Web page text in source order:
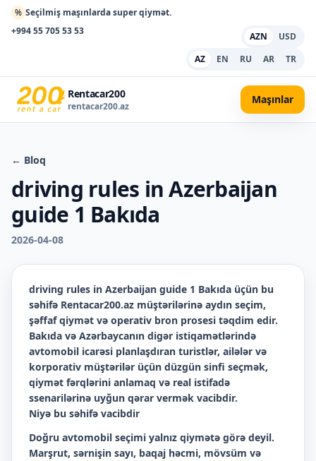
% Seçilmiş maşınlarda super qiymət.
+994 55 705 53 53
AZN
USD
AZ
EN RU AR TR
Rentacar200
rentacar200.az
Maşınlar
← Bloq
driving rules in Azerbaijan
guide 1 Bakıda
2026-04-08
driving rules in Azerbaijan guide 1 Bakıda üçün bu
səhifə Rentacar200.az müştərilərinə aydın seçim,
şəffaf qiymət və operativ bron prosesi təqdim edir.
Bakıda və Azərbaycanın digər istiqamətlərində
avtomobil icarəsi planlaşdıran turistlər, ailələr və
korporativ müştərilər üçün düzgün sinfi seçmək,
qiymət fərqlərini anlamaq və real istifadə
ssenarilərinə uyğun qərar vermək vacibdir.
Niyə bu səhifə vacibdir
Doğru avtomobil seçimi yalnız qiymətə görə deyil.
Marşrut, sərnişin sayı, baqaj həcmi, mövsüm və